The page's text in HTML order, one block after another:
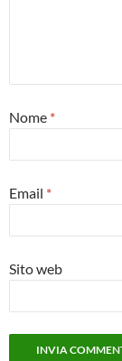
Nome *
Email *
Sito web